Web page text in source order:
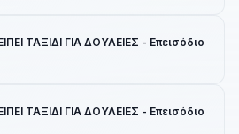
ΤΑΞΙΔΙ ΓΙΑ ΔΟΥΛΕΙΕΣ - Επεισόδιο
ΤΑΞΙΔΙ ΓΙΑ ΔΟΥΛΕΙΕΣ - Επεισόδιο